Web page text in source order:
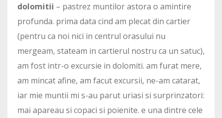
dolomitii – pastrez muntilor astora o amintire
profunda. prima data cind am plecat din cartier
(pentru ca noi nici in centrul orasului nu
mergeam, stateam in cartierul nostru ca un satuc),
am fost intr-o excursie in dolomiti. am furat mere,
am mincat afine, am facut excursii, ne-am catarat,
iar mie muntii mi s-au parut uriasi si surprinzatori:
mai apareau si copaci si poienite. e una dintre cele